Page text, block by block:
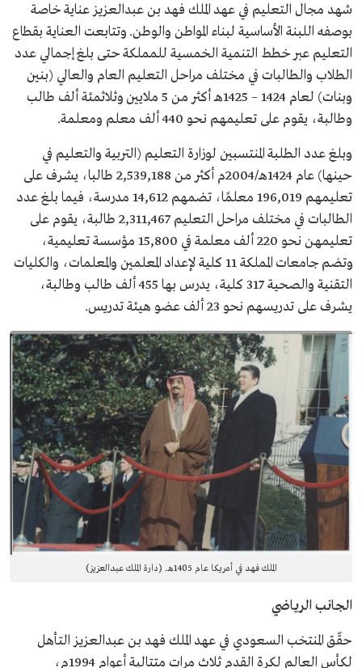
شهد مجال التعليم في عهد الملك فهد بن عبدالعزيز عناية خاصة
بوصفه اللبنة الأساسية لبناء المواطن والوطن. وتتابعت العناية بقطاع
التعليم عبر خطط التنمية الخمسية للمملكة حتى بلغ إجمالي عدد
الطلاب والطالبات في مختلف مراحل التعليم العام والعالي (بنين
وبنات) لعام 1424 – 1425هـ أكثر من 5 ملايين وثلاثمئة ألف طالب
وطالبة، يقوم على تعليمهم نحو 440 ألف معلم ومعلمة.
وبلغ عدد الطلبة المنتسبين لوزارة التعليم (التربية والتعليم في
حينها) عام 1424هـ/2004م أكثر من 2,539,188 طالبا، يشرف على
تعليمهم 196,019 معلمًا، تضمهم 14,612 مدرسة، فيما بلغ عدد
الطالبات في مختلف مراحل التعليم 2,311,467 طالبة، يقوم على
تعليمهن نحو 220 ألف معلمة في 15,800 مؤسسة تعليمية،
وتضم جامعات المملكة 11 كلية لإعداد المعلمين والمعلمات، والكليات
التقنية والصحية 317 كلية، يدرس بها 455 ألف طالب وطالبة،
يشرف على تدريسهم نحو 23 ألف عضو هيئة تدريس.
الملك فهد في أمريكا عام 1405هـ. (دارة الملك عبدالعزيز)
الجانب الرياضي
حقّق المنتخب السعودي في عهد الملك فهد بن عبدالعزيز التأهل
لكأس العالم لكرة القدم ثلاث مرات متتالية أعوام 1994م،